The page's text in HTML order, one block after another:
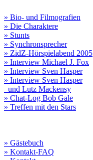
» Bio- und Filmografien
» Die Charaktere
» Stunts
» Synchronsprecher
» ZidZ-Hörspielabend 2005
» Interview Michael J. Fox
» Interview Sven Hasper
» Interview Sven Hasper
und Lutz Mackensy
» Chat-Log Bob Gale
» Treffen mit den Stars
» Gästebuch
» Kontakt-FAQ